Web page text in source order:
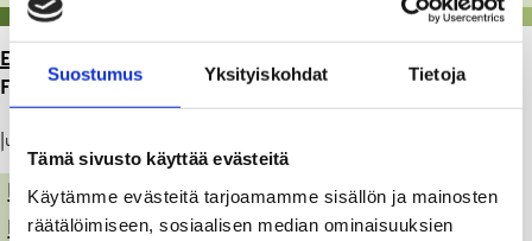
Suostumus Yksityiskohdat Tietoja
Tämä sivusto käyttää evästeitä
Käytämme evästeitä tarjoamamme sisällön ja mainosten
räätälöimiseen, sosiaalisen median ominaisuuksien
ETUSIVU
FOKUKSEN TYÖMAAN YMPÄRISTÖSSÄ KARJAALLA
Julkaistu: 29.04.21
LIIKENNE JA VENEILY
KADUT, PUISTOT JA YLEISET ALUEET